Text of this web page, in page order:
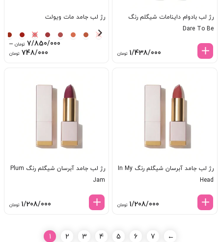
رژ لب بادوام داینامات شیگلم رنگ
Dare To Be
1/438/000 تومان
رژ لب جامد مات ویولت
7/850/000 تومان –
748/000 تومان
رژ لب جامد آبرسان شیگلم رنگ In My
Head
1/208/000 تومان
رژ لب جامد آبرسان شیگلم رنگ Plum
Jam
1/208/000 تومان
1 2 3 4 5 6 7 ←